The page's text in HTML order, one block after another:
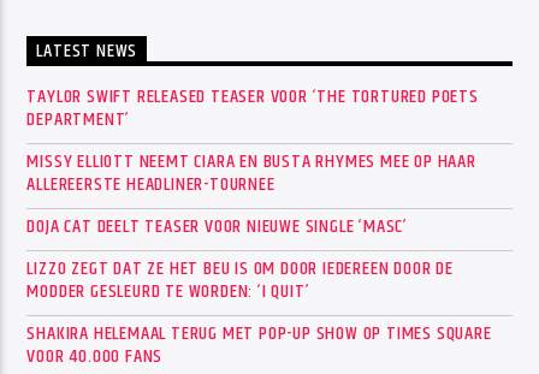
LATEST NEWS
TAYLOR SWIFT RELEASED TEASER VOOR ‘THE TORTURED POETS
DEPARTMENT’
MISSY ELLIOTT NEEMT CIARA EN BUSTA RHYMES MEE OP HAAR
ALLEREERSTE HEADLINER-TOURNEE
DOJA CAT DEELT TEASER VOOR NIEUWE SINGLE ‘MASC’
LIZZO ZEGT DAT ZE HET BEU IS OM DOOR IEDEREEN DOOR DE
MODDER GESLEURD TE WORDEN: ‘I QUIT’
SHAKIRA HELEMAAL TERUG MET POP-UP SHOW OP TIMES SQUARE
VOOR 40.000 FANS